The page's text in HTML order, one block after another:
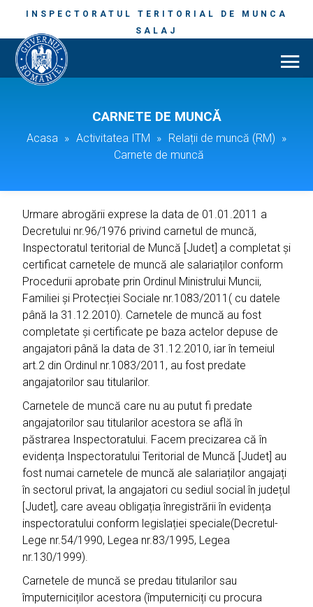
INSPECTORATUL TERITORIAL DE MUNCA
SALAJ
CARNETE DE MUNCĂ
Acasa » Activitatea ITM » Relații de muncă (RM) »
Carnete de muncă
Urmare abrogării exprese la data de 01.01.2011 a
Decretului nr.96/1976 privind carnetul de muncă,
Inspectoratul teritorial de Muncă [Judet] a completat și
certificat carnetele de muncă ale salariaților conform
Procedurii aprobate prin Ordinul Ministrului Muncii,
Familiei și Protecției Sociale nr.1083/2011( cu datele
până la 31.12.2010). Carnetele de muncă au fost
completate și certificate pe baza actelor depuse de
angajatori până la data de 31.12.2010, iar în temeiul
art.2 din Ordinul nr.1083/2011, au fost predate
angajatorilor sau titularilor.
Carnetele de muncă care nu au putut fi predate
angajatorilor sau titularilor acestora se află în
păstrarea Inspectoratului. Facem precizarea că în
evidența Inspectoratului Teritorial de Muncă [Judet] au
fost numai carnetele de muncă ale salariaților angajați
în sectorul privat, la angajatori cu sediul social în județul
[Judet], care aveau obligația înregistrării în evidența
inspectoratului conform legislației speciale(Decretul-
Lege nr.54/1990, Legea nr.83/1995, Legea
nr.130/1999).
Carnetele de muncă se predau titularilor sau
împuterniciților acestora (împuterniciți cu procura